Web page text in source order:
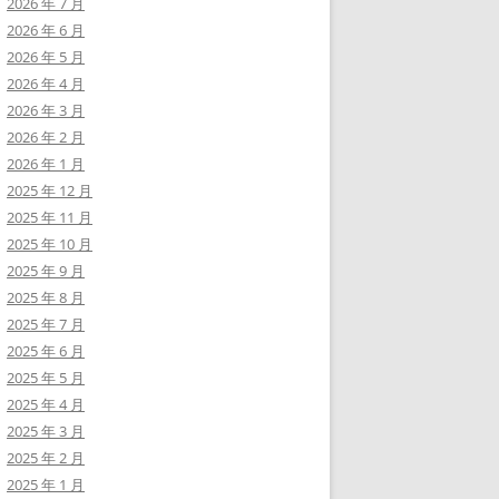
2026 年 6 月
2026 年 5 月
2026 年 4 月
2026 年 3 月
2026 年 2 月
2026 年 1 月
2025 年 12 月
2025 年 11 月
2025 年 10 月
2025 年 9 月
2025 年 8 月
2025 年 7 月
2025 年 6 月
2025 年 5 月
2025 年 4 月
2025 年 3 月
2025 年 2 月
2025 年 1 月